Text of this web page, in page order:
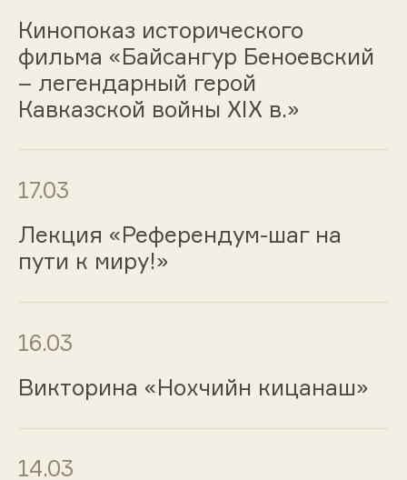
Кинопоказ исторического
фильма «Байсангур Беноевский
– легендарный герой
Кавказской войны XIX в.»
17.03
Лекция «Референдум-шаг на
пути к миру!»
16.03
Викторина «Нохчийн кицанаш»
14.03